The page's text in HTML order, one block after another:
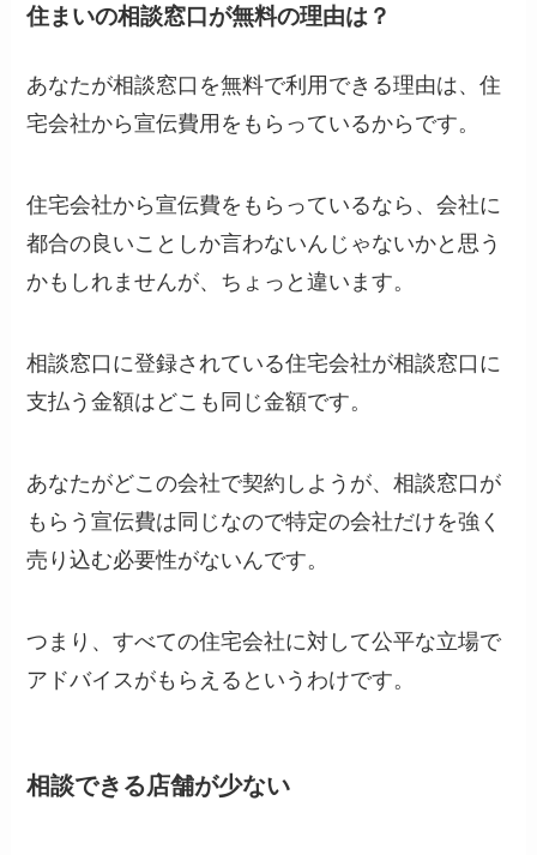
住まいの相談窓口が無料の理由は？
あなたが相談窓口を無料で利用できる理由は、住
宅会社から宣伝費用をもらっているからです。
住宅会社から宣伝費をもらっているなら、会社に
都合の良いことしか言わないんじゃないかと思う
かもしれませんが、ちょっと違います。
相談窓口に登録されている住宅会社が相談窓口に
支払う金額はどこも同じ金額です。
あなたがどこの会社で契約しようが、相談窓口が
もらう宣伝費は同じなので特定の会社だけを強く
売り込む必要性がないんです。
つまり、すべての住宅会社に対して公平な立場で
アドバイスがもらえるというわけです。
相談できる店舗が少ない